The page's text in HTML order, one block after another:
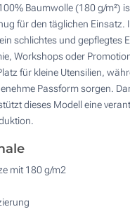
Baumwolle (180 g/m²)
für den täglichen Einsatz.
schlichtes und gepflegtes
Workshops oder
für kleine Utensilien,
Passform sorgen.
dieses Modell eine
mit 180 g/m2